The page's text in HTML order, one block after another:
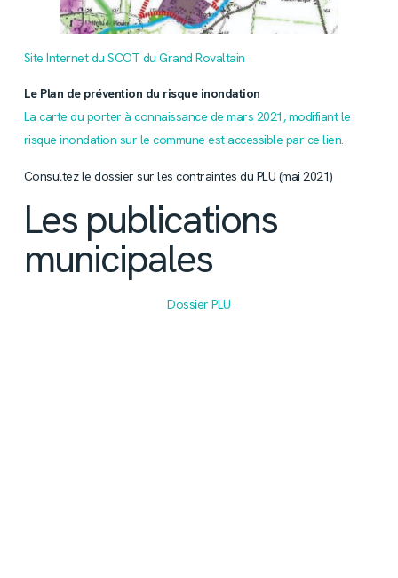
Site Internet du SCOT du Grand Rovaltain
Le Plan de prévention du risque inondation
La carte du porter à connaissance de mars 2021, modifiant le
risque inondation sur le commune est accessible par ce lien.
Consultez le dossier sur les contraintes du PLU (mai 2021)
Les publications
municipales
Dossier PLU